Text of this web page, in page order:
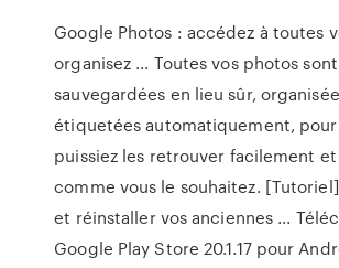
Google Photos : accédez à toutes
organisez ... Toutes vos photos sont
sauvegardées en lieu sûr,
étiquetées automatiquement,
puissiez les retrouver facilement
comme vous le souhaitez.
et réinstaller vos anciennes ...
Google Play Store 20.1.17 pour